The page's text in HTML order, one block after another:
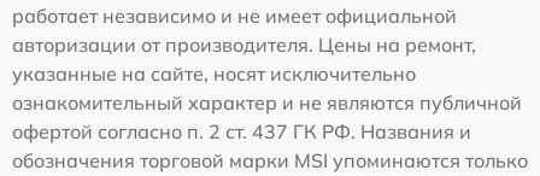
работает независимо и не имеет официальной
авторизации от производителя. Цены на ремонт,
указанные на сайте, носят исключительно
ознакомительный характер и не являются публичной
офертой согласно п. 2 ст. 437 ГК РФ. Названия и
обозначения торговой марки MSI упоминаются только